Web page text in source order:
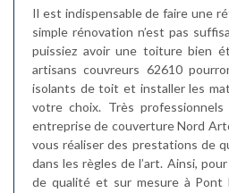
Il est indispensable de faire une
simple rénovation n’est pas
puissiez avoir une toiture bien
artisans couvreurs 62610
isolants de toit et installer les
votre choix. Très
entreprise de couverture Nord
vous réaliser des prestations de
dans les règles de l’art. Ainsi,
de qualité et sur mesure à Pont